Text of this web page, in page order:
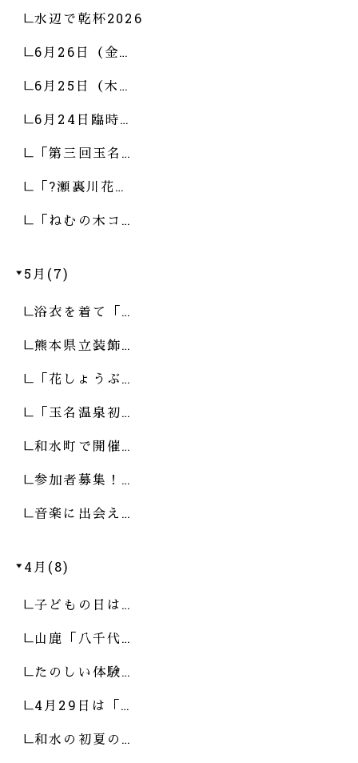
水辺で乾杯2026
6月26日（金…
6月25日（木…
6月24日臨時…
「第三回玉名…
「?瀬裏川花…
「ねむの木コ…
5月(7)
浴衣を着て「…
熊本県立装飾…
「花しょうぶ…
「玉名温泉初…
和水町で開催…
参加者募集！…
音楽に出会え…
4月(8)
子どもの日は…
山鹿「八千代…
たのしい体験…
4月29日は「…
和水の初夏の…